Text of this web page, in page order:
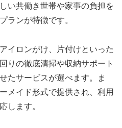
い共働き世帯や家事の負担を
ランが特徴です。
イロンがけ、片付けといった
りの徹底清掃や収納サポート
たサービスが選べます。ま
メイド形式で提供され、利用
します。